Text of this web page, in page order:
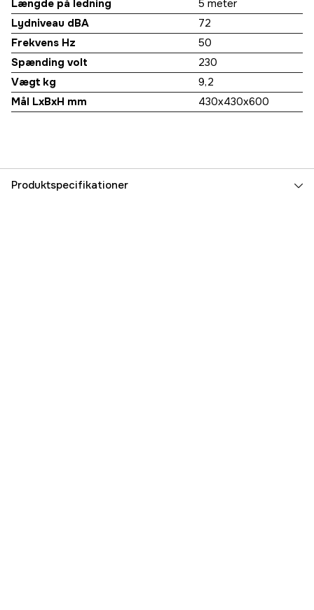
Længde på ledning
5 meter
Lydniveau dBA
72
Frekvens Hz
50
Spænding volt
230
Vægt kg
9,2
Mål LxBxH mm
430x430x600
Produktspecifikationer